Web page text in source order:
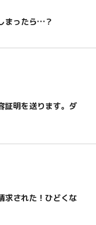
まったら…？
証明を送ります。ダ
求された！ひどくな